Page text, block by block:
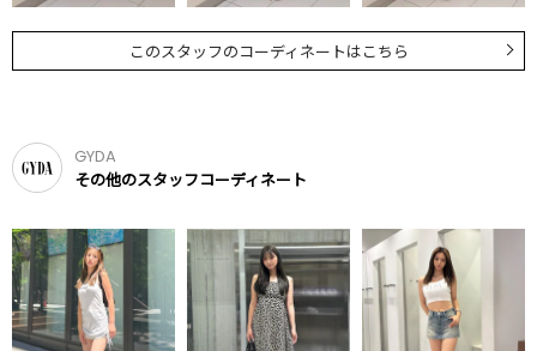
このスタッフのコーディネートはこちら
GYDA
その他のスタッフコーディネート